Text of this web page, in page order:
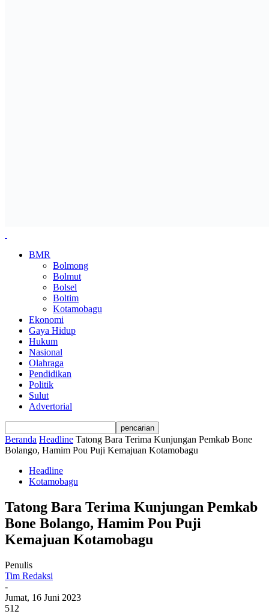
BMR
Bolmong
Bolmut
Bolsel
Boltim
Kotamobagu
Ekonomi
Gaya Hidup
Hukum
Nasional
Olahraga
Pendidikan
Politik
Sulut
Advertorial
Beranda Headline Tatong Bara Terima Kunjungan Pemkab Bone
Bolango, Hamim Pou Puji Kemajuan Kotamobagu
Headline
Kotamobagu
Tatong Bara Terima Kunjungan Pemkab
Bone Bolango, Hamim Pou Puji
Kemajuan Kotamobagu
Penulis
Tim Redaksi
-
Jumat, 16 Juni 2023
512